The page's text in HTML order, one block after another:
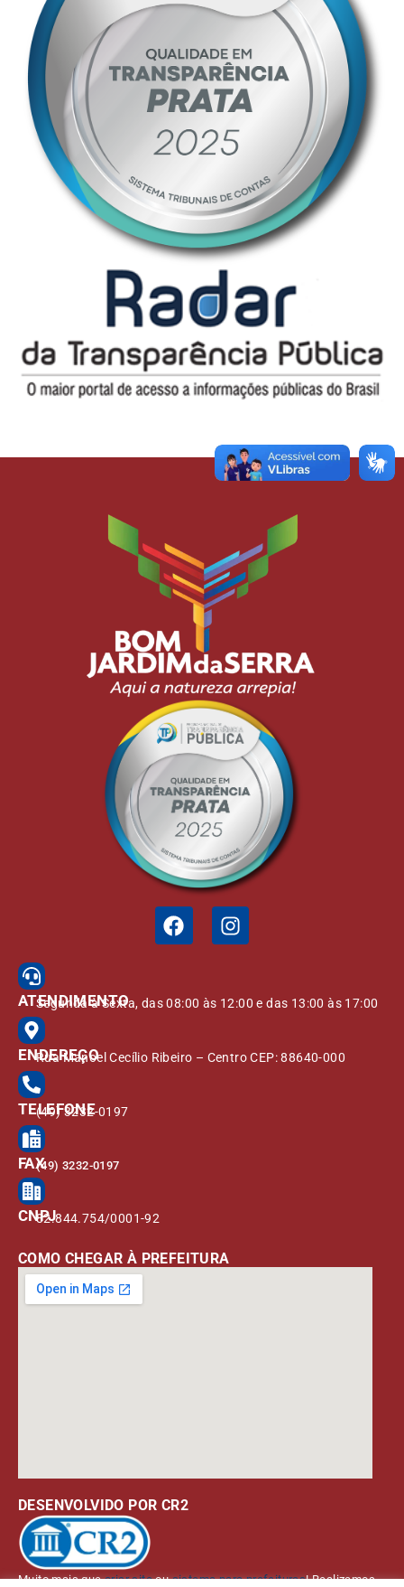
ATENDIMENTO
Segunda à Sexta, das 08:00 às 12:00 e das 13:00 às 17:00
ENDEREÇO
Rua Manoel Cecílio Ribeiro – Centro CEP: 88640-000
TELEFONE
(49) 3232-0197
FAX(49) 3232-0197
CNPJ82.844.754/0001-92
COMO CHEGAR À PREFEITURA
DESENVOLVIDO POR CR2
Muito mais quecriar siteousistema para prefeituras! Realizamos